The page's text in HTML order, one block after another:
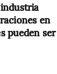
en
pueden ser